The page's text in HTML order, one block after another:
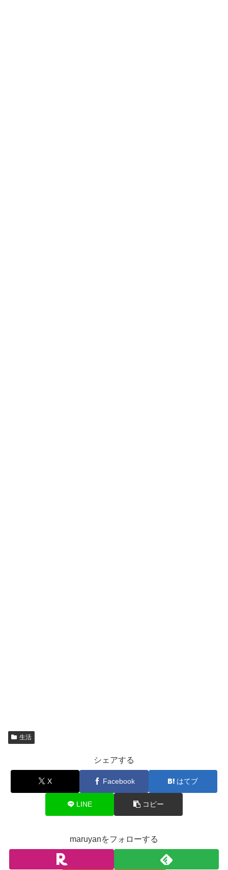
生活
シェアする
X Facebook はてブ
LINE コピー
maruyanをフォローする